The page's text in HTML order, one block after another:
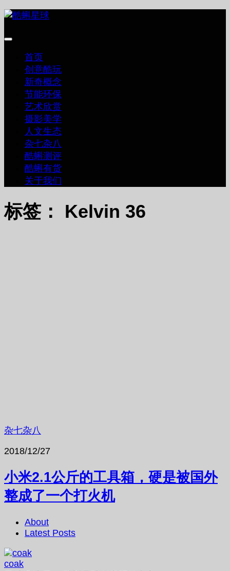
跳
内
首页
创意酷玩
新奇概念
节能环保
艺术欣赏
摄影美学
人文生态
杂七杂八
酷蝌测评
酷蝌有货
关于我们
标签： Kelvin 36
杂七杂八
2018/12/27
小米2.1公斤的工具箱，硬是被国外
整成了一个打火机
About
Latest Posts
coak